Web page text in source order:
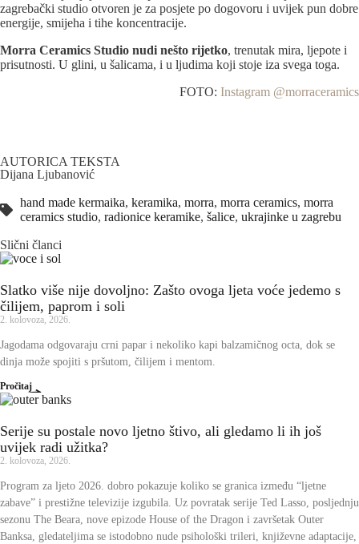
zagrebački studio otvoren je za posjete po dogovoru i uvijek pun dobre
energije, smijeha i tihe koncentracije.
Morra Ceramics Studio nudi nešto rijetko, trenutak mira, ljepote i
prisutnosti. U glini, u šalicama, i u ljudima koji stoje iza svega toga.
FOTO: Instagram @morraceramics
AUTORICA TEKSTA
Dijana Ljubanović
hand made kermaika, keramika, morra, morra ceramics, morra
ceramics studio, radionice keramike, šalice, ukrajinke u zagrebu
Slični članci
Slatko više nije dovoljno: Zašto ovoga ljeta voće jedemo s
čilijem, paprom i soli
2. kolovoza, 2026.
Jagodama odgovaraju crni papar i nekoliko kapi balzamičnog octa, dok se
dinja može spojiti s pršutom, čilijem i mentom.
Pročitaj
Serije su postale novo ljetno štivo, ali gledamo li ih još
uvijek radi užitka?
2. kolovoza, 2026.
Program za ljeto 2026. dobro pokazuje koliko se granica između “ljetne
zabave” i prestižne televizije izgubila. Uz povratak serije Ted Lasso, posljednju
sezonu The Beara, nove epizode House of the Dragon i završetak Outer
Banksa, gledateljima se istodobno nude psihološki trileri, književne adaptacije,